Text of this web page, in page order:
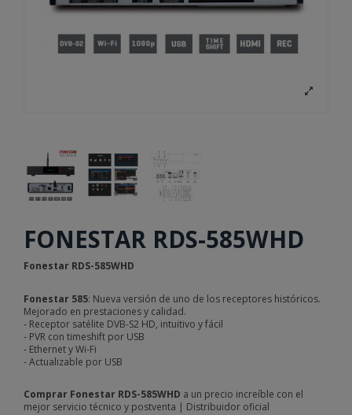
FONESTAR RDS-585WHD
Fonestar RDS-585WHD
Fonestar 585: Nueva versión de uno de los receptores históricos.
Mejorado en prestaciones y calidad.
- Receptor satélite DVB-S2 HD, intuitivo y fácil
- PVR con timeshift por USB
- Ethernet y Wi-Fi
- Actualizable por USB
Comprar Fonestar RDS-585WHD a un precio increíble con el
mejor servicio técnico y postventa | Distribuidor oficial